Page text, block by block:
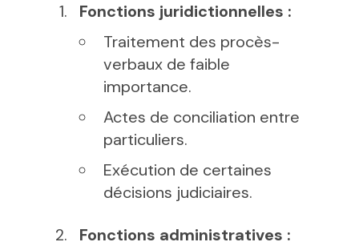
Fonctions juridictionnelles :
Traitement des procès-
verbaux de faible
importance.
Actes de conciliation entre
particuliers.
Exécution de certaines
décisions judiciaires.
Fonctions administratives :